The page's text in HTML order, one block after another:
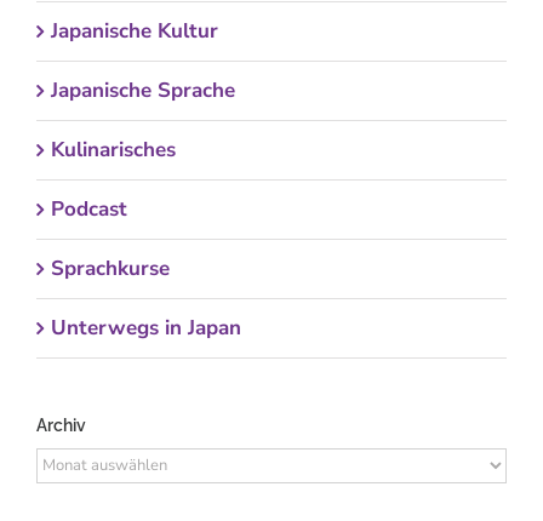
Japanische Kultur
Japanische Sprache
Kulinarisches
Podcast
Sprachkurse
Unterwegs in Japan
Archiv
Archiv